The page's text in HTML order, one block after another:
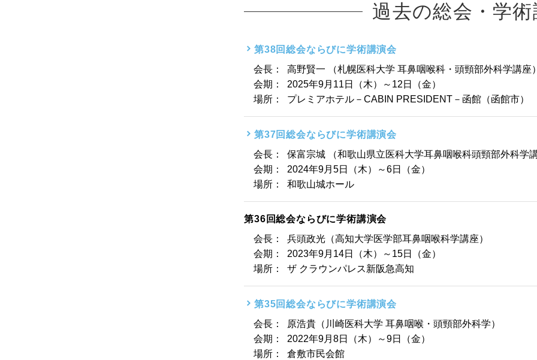
過去の総会・学
第38回総会ならびに学術講演会
会長：
高野賢一 （札幌医科大学 耳鼻咽喉科・頭頸部外科学講座
会期：
2025年9月11日（木）～12日（金）
場所：
プレミアホテル－CABIN PRESIDENT－函館（函館市）
第37回総会ならびに学術講演会
会長：
保富宗城 （和歌山県立医科大学耳鼻咽喉科頭頸部外科学
会期：
2024年9月5日（木）～6日（金）
場所：
和歌山城ホール
第36回総会ならびに学術講演会
会長：
兵頭政光（高知大学医学部耳鼻咽喉科学講座）
会期：
2023年9月14日（木）～15日（金）
場所：
ザ クラウンパレス新阪急高知
第35回総会ならびに学術講演会
会長：
原浩貴（川崎医科大学 耳鼻咽喉・頭頸部外科学）
会期：
2022年9月8日（木）～9日（金）
場所：
倉敷市民会館